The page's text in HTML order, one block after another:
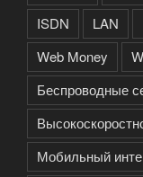
ISDN
LAN
Web Money
Беспроводные
Мобильный